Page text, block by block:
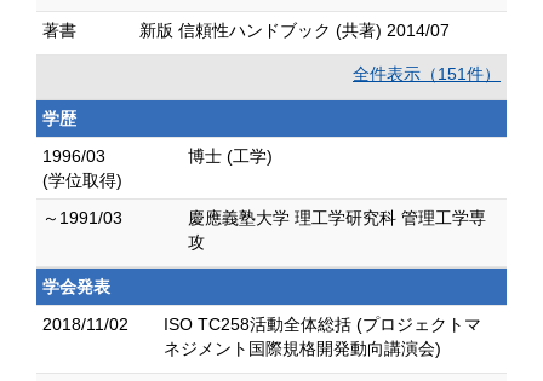
著書 新版 信頼性ハンドブック (共著) 2014/07
全件表示（151件）
学歴
1996/03
(学位取得)
博士 (工学)
～1991/03
慶應義塾大学 理工学研究科 管理工学専
攻
学会発表
2018/11/02
ISO TC258活動全体総括 (プロジェクトマ
ネジメント国際規格開発動向講演会)